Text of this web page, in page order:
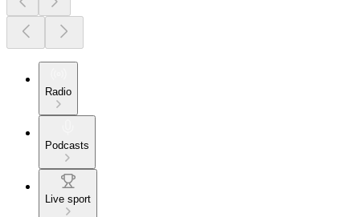
Radio
Podcasts
Live sport